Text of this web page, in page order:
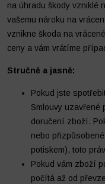
na úhradu škody vzniklé
vašemu nároku na
vznikne škoda na
ceny a vám vrátíme
Stručně a jasně:
Pokud jste
Smlouvy uzavřené
doručení zboží.
nebo
potiskem), toto
Pokud vám zboží
počítá až od